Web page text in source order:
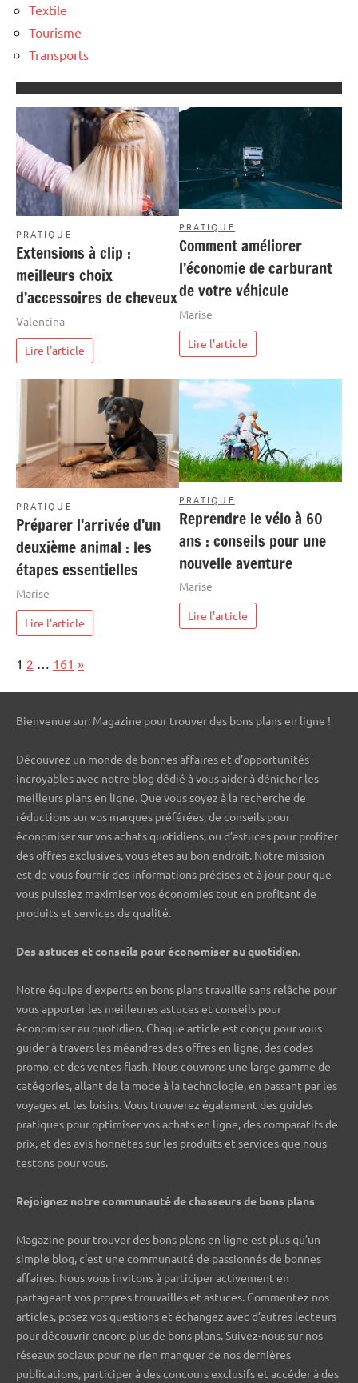
Textile
Tourisme
Transports
PRATIQUE
Extensions à clip :
meilleurs choix
d’accessoires de cheveux
Valentina
Lire l'article
PRATIQUE
Comment améliorer
l’économie de carburant
de votre véhicule
Marise
Lire l'article
PRATIQUE
Préparer l’arrivée d’un
deuxième animal : les
étapes essentielles
Marise
Lire l'article
PRATIQUE
Reprendre le vélo à 60
ans : conseils pour une
nouvelle aventure
Marise
Lire l'article
Page:
1 2 161 Next
»
Bienvenue sur: Magazine pour trouver des bons plans en ligne !
Découvrez un monde de bonnes affaires et d’opportunités
incroyables avec notre blog dédié à vous aider à dénicher les
meilleurs plans en ligne. Que vous soyez à la recherche de
réductions sur vos marques préférées, de conseils pour
économiser sur vos achats quotidiens, ou d’astuces pour profiter
des offres exclusives, vous êtes au bon endroit. Notre mission
est de vous fournir des informations précises et à jour pour que
vous puissiez maximiser vos économies tout en profitant de
produits et services de qualité.
Des astuces et conseils pour économiser au quotidien.
Notre équipe d’experts en bons plans travaille sans relâche pour
vous apporter les meilleures astuces et conseils pour
économiser au quotidien. Chaque article est conçu pour vous
guider à travers les méandres des offres en ligne, des codes
promo, et des ventes flash. Nous couvrons une large gamme de
catégories, allant de la mode à la technologie, en passant par les
voyages et les loisirs. Vous trouverez également des guides
pratiques pour optimiser vos achats en ligne, des comparatifs de
prix, et des avis honnêtes sur les produits et services que nous
testons pour vous.
Rejoignez notre communauté de chasseurs de bons plans ️
Magazine pour trouver des bons plans en ligne est plus qu’un
simple blog, c’est une communauté de passionnés de bonnes
affaires. Nous vous invitons à participer activement en
partageant vos propres trouvailles et astuces. Commentez nos
articles, posez vos questions et échangez avec d’autres lecteurs
pour découvrir encore plus de bons plans. Suivez-nous sur nos
réseaux sociaux pour ne rien manquer de nos dernières
publications, participer à des concours exclusifs et accéder à des